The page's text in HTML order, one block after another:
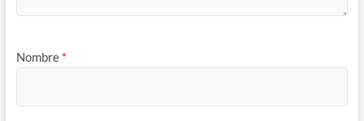
Nombre *